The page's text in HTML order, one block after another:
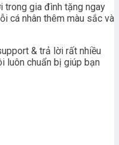
trong gia đình tặng ngay
cá nhân thêm màu sắc và
& trả lời rất nhiều
luôn chuẩn bị giúp bạn